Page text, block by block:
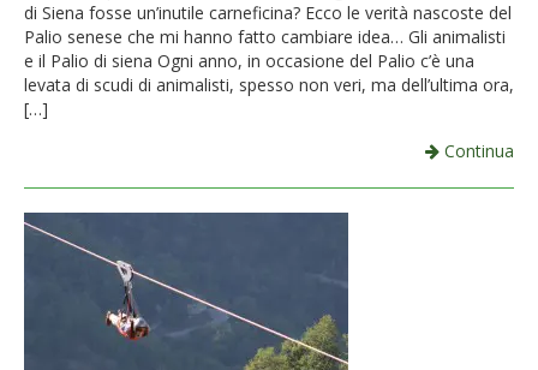
di Siena fosse un’inutile carneficina? Ecco le verità nascoste del
Palio senese che mi hanno fatto cambiare idea… Gli animalisti
e il Palio di siena Ogni anno, in occasione del Palio c’è una
levata di scudi di animalisti, spesso non veri, ma dell’ultima ora,
[…]
Continua